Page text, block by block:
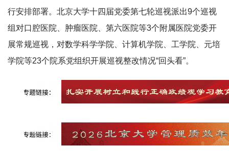
行安排部署。北京大学十四届党委第七轮巡视派出9个巡视
组对口腔医院、肿瘤医院、第六医院等3个附属医院党委开
展常规巡视，对数学科学学院、计算机学院、工学院、元培
学院等23个院系党组织开展巡视整改情况“回头看”。